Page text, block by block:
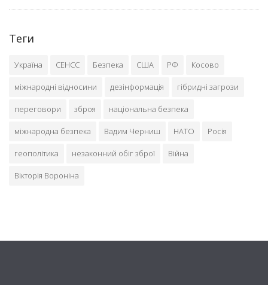
Теги
Україна СЕНСС Безпека США РФ Косово
міжнародні відносини дезінформація гібридні загрози
переговори зброя національна безпека
міжнародна безпека Вадим Черниш НАТО Росія
геополітика незаконний обіг зброї Війна
Вікторія Вороніна